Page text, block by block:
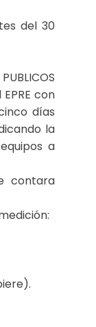
del 30
con
días
la
a
contara